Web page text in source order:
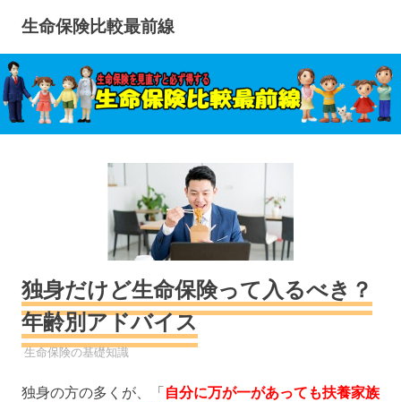
テ
ン
ツ
へ
ス
生命保険比較最前線
独身だけど生命保険って入るべき？
年齢別アドバイス
生命保険
生命保険の基礎知識
独身の方の多くが、「 自分に万が一があっても扶養家族